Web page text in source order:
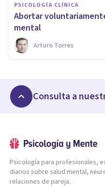
PSICOLOGÍA CLÍNICA
Abortar
mental
Arturo Torres
Consulta a
Psicología para profesionales,
diarios sobre salud mental,
relaciones de pareja.